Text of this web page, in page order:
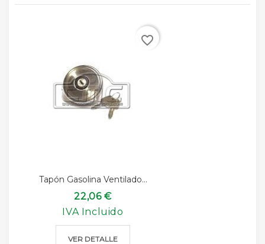
Tapón Gasolina Ventilado...
22,06 €
IVA Incluido
VER DETALLE
favorite_border